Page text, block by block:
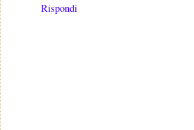
Rispondi